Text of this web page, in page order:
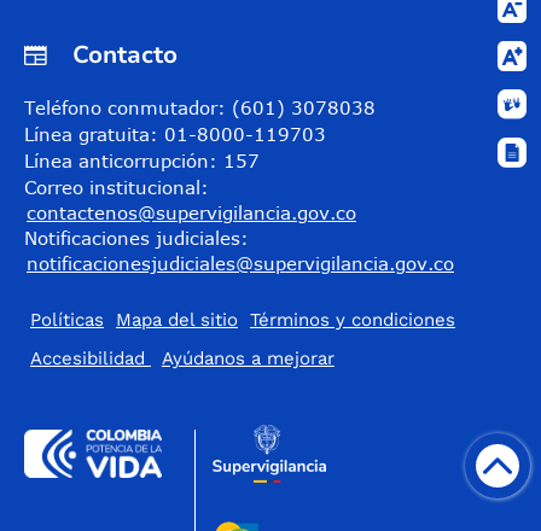
Contacto
Teléfono conmutador: (601) 3078038
Línea gratuita: 01-8000-119703
Línea anticorrupción: 157
Correo institucional:
contactenos@supervigilancia.gov.co
Notificaciones judiciales:
notificacionesjudiciales@supervigilancia.gov.co
Políticas Mapa del sitio
Términos y condiciones
Accesibilidad
​Ayúdanos a mejorar